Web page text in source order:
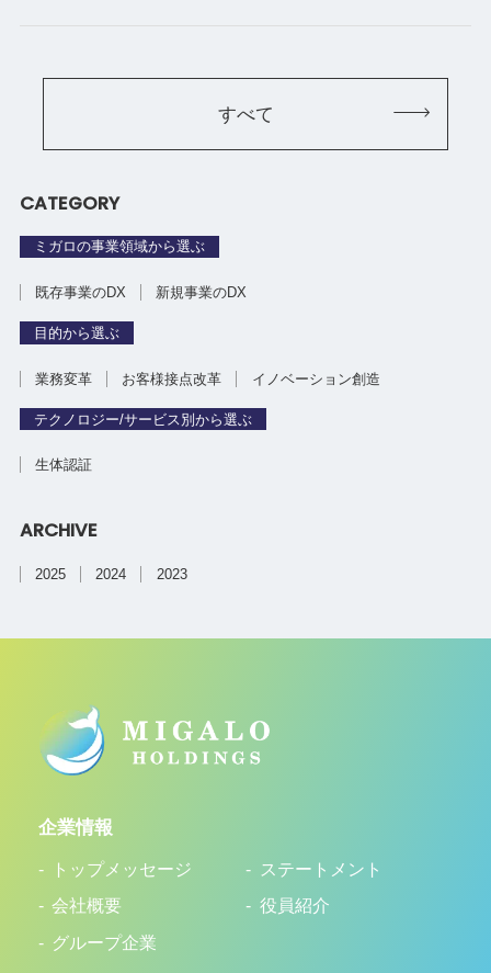
すべて
CATEGORY
ミガロの事業領域から選ぶ
既存事業のDX 新規事業のDX
目的から選ぶ
業務変革 お客様接点改革 イノベーション創造
テクノロジー/サービス別から選ぶ
生体認証
ARCHIVE
2025 2024 2023
企業情報
トップメッセージ
ステートメント
会社概要
役員紹介
グループ企業